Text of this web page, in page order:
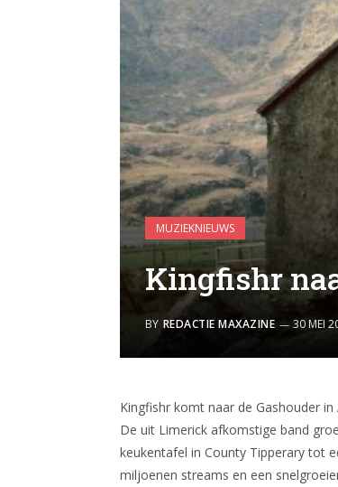
MUZIEKNIEUWS
Kingfishr
BY REDACTIE MAXAZINE 30 MEI
Kingfishr komt naar de Gashouder
De uit Limerick afkomstige band
keukentafel in County Tipperary tot
miljoenen streams en een